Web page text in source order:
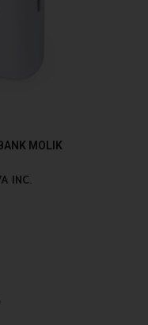
MOLIK
INC.